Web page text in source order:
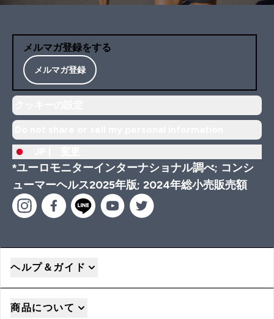
メルマガ登録をする
メルマガ登録
*ユーロモニターインターナショナル調べ; コンシ
ューマーヘルス2025年版; 2024年総小売販売額
ヘルプ＆ガイド
商品について